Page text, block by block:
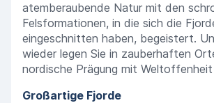
atemberaubende Natur mit den
Felsformationen, in die sich die
eingeschnitten haben, begeistert.
wieder legen Sie in zauberhaften
nordische Prägung mit
Großartige Fjorde